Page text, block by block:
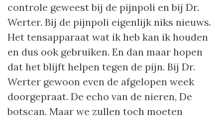
controle geweest bij de pijnpoli en bij Dr.
Werter. Bij de pijnpoli eigenlijk niks nieuws.
Het tensapparaat wat ik heb kan ik houden
en dus ook gebruiken. En dan maar hopen
dat het blijft helpen tegen de pijn. Bij Dr.
Werter gewoon even de afgelopen week
doorgepraat. De echo van de nieren, De
botscan. Maar we zullen toch moeten